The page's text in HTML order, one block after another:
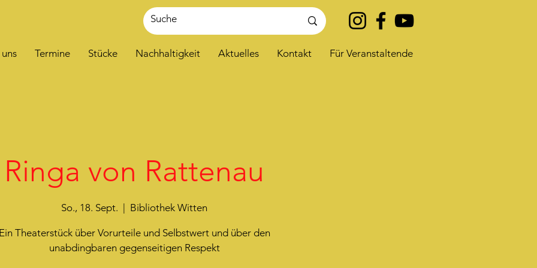
Termine Stücke Nachhaltigkeit Aktuelles Kontakt Für Veranstaltende
Ringa von Rattenau
So., 18. Sept. Bibliothek Witten
Theaterstück über Vorurteile und Selbstwert und über den
unabdingbaren gegenseitigen Respekt